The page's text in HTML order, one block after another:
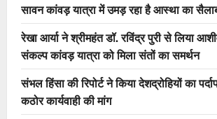
सावन कांवड़ यात्रा में उमड़ रहा है आस्था का
रेखा आर्या ने श्रीमहंत डॉ. रविंद्र पुरी से लिया
संकल्प कांवड़ यात्रा को मिला संतों का समर्थन
संभल हिंसा की रिपोर्ट ने किया देशद्रोहियों का
कठोर कार्यवाही की मांग